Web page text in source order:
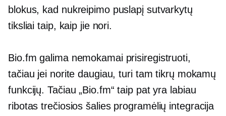
blokus, kad nukreipimo puslapį sutvarkytų
tiksliai taip, kaip jie nori.
Bio.fm galima nemokamai prisiregistruoti,
tačiau jei norite daugiau, turi tam tikrų mokamų
funkcijų. Tačiau „Bio.fm“ taip pat yra labiau
ribotastrečiosios šaliesprogramėlių integracija